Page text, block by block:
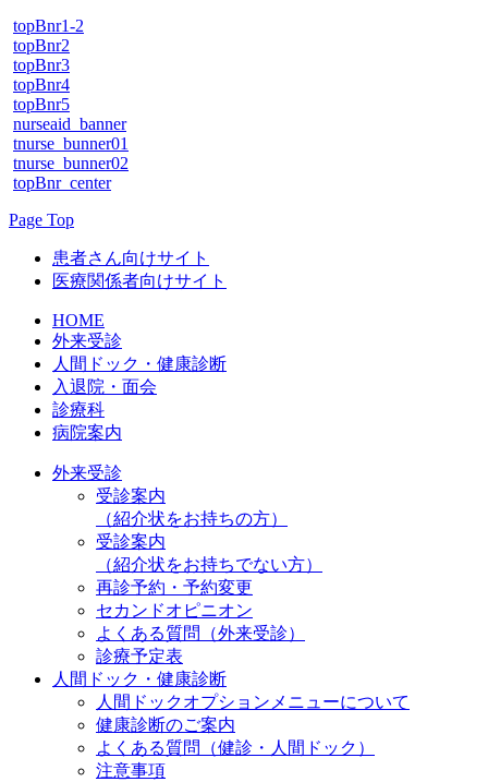
topBnr1-2
topBnr2
topBnr3
topBnr4
topBnr5
nurseaid_banner
tnurse_bunner01
tnurse_bunner02
topBnr_center
Page Top
患者さん向けサイト
医療関係者向けサイト
HOME
外来受診
人間ドック・健康診断
入退院・面会
診療科
病院案内
外来受診
受診案内
（紹介状をお持ちの方）
受診案内
（紹介状をお持ちでない方）
再診予約・予約変更
セカンドオピニオン
よくある質問（外来受診）
診療予定表
人間ドック・健康診断
人間ドックオプションメニューについて
健康診断のご案内
よくある質問（健診・人間ドック）
注意事項